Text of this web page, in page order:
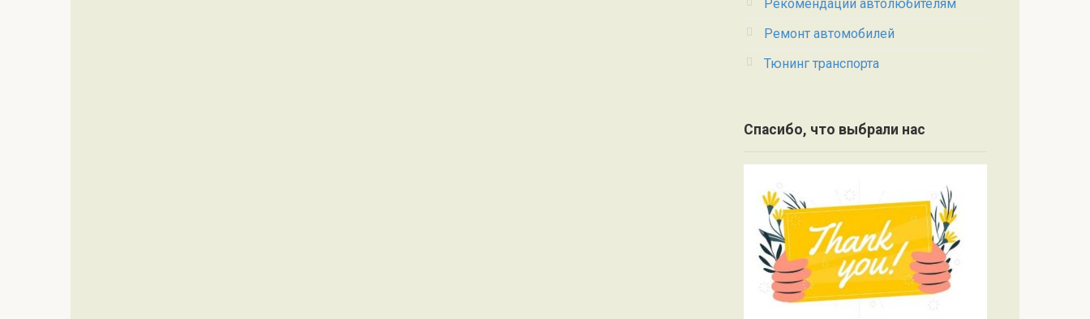
Рекомендации автолюбителям
Ремонт автомобилей
Тюнинг транспорта
Спасибо, что выбрали нас